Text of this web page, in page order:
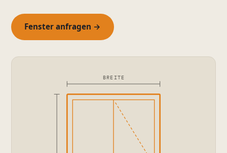
Fenster anfragen →
BREITE